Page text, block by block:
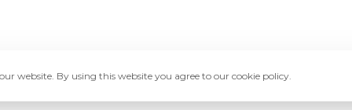
website. By using this website you agree to our cookie policy.